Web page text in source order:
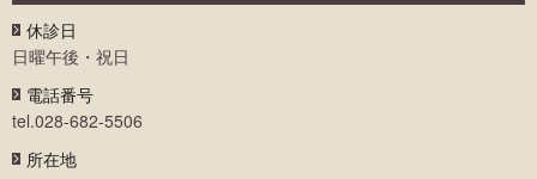
休診日
日曜午後・祝日
電話番号
tel.028-682-5506
所在地